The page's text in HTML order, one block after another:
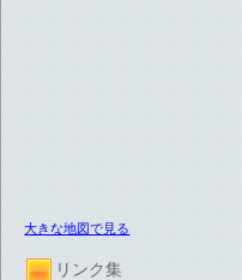
大きな地図で見る
リンク集